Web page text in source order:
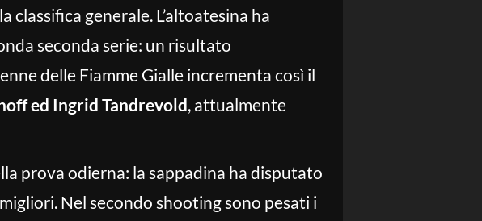
generale. L’altoatesina ha
seconda serie: un risultato
delle Fiamme Gialle incrementa così il
ed Ingrid Tandrevold, attualmente
prova odierna: la sappadina ha disputato
Nel secondo shooting sono pesati i